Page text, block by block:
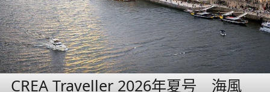
CREA Traveller 2026年夏号 海風